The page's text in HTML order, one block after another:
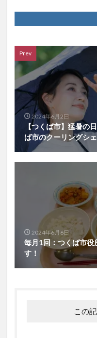
Prev
2024年6月2日
【つくば市】猛暑の
ば市のクーリングシ
2024年6月6日
毎月1回：つくば市役
す！
この